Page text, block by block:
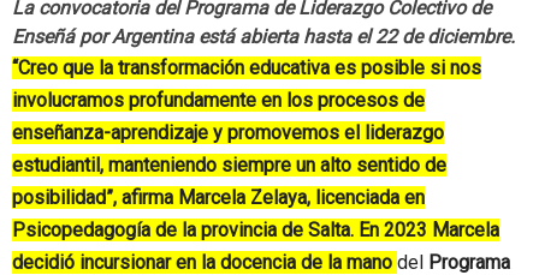
La convocatoria del Programa de Liderazgo Colectivo de
Enseñá por Argentina está abierta hasta el 22 de diciembre.
“Creo que la transformación educativa es posible si nos
involucramos profundamente en los procesos de
enseñanza-aprendizaje y promovemos el liderazgo
estudiantil, manteniendo siempre un alto sentido de
posibilidad”, afirma Marcela Zelaya, licenciada en
Psicopedagogía de la provincia de Salta. En 2023 Marcela
decidió incursionar en la docencia de la mano del Programa